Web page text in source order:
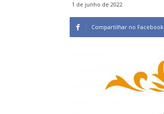
1 de junho de 2022
Compartilhar no Facebook